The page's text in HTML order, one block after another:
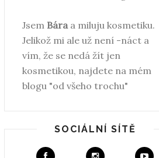
Jsem Báraa miluju kosmetiku.
Jelikož mi ale už není -náct a
vím, že se nedá žít jen
kosmetikou, najdete na mém
blogu "od všeho trochu"
SOCIÁLNÍ SÍTĚ